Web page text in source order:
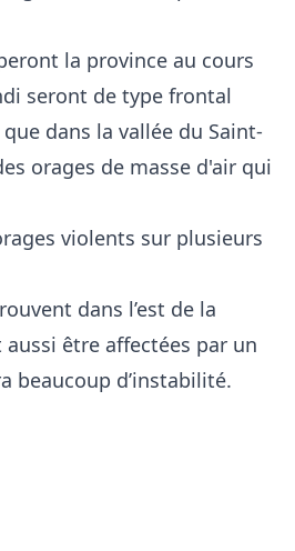
la province au cours
seront de type frontal
dans la vallée du Saint-
orages de masse d'air qui
dans l’est de la
être affectées par un
beaucoup d’instabilité.